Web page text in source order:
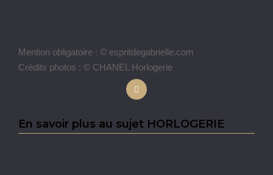
Mention obligatoire : © espritdegabrielle.com
Crédits photos : © CHANEL Horlogerie
En savoir plus au sujet HORLOGERIE